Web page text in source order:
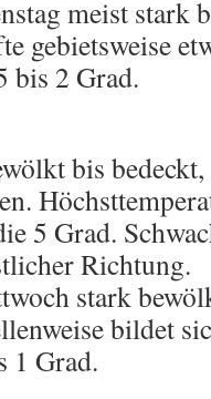
meist stark
gebietsweise
bis 2 Grad.
bis bedeckt,
5 Grad.
Richtung.
stark
bildet
1 Grad.